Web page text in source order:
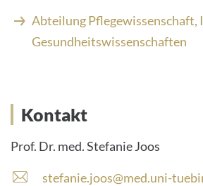
Abteilung
Gesundheitswissenschaften
Kontakt
Prof. Dr. med. Stefanie Joos
stefanie.joos@med.uni-